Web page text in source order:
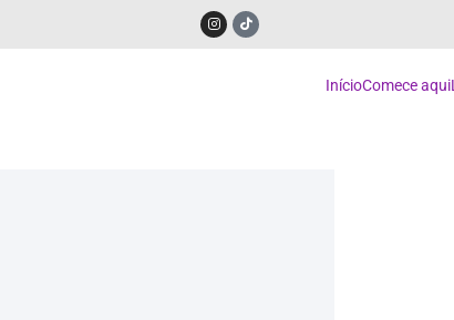
InícioComece aqui